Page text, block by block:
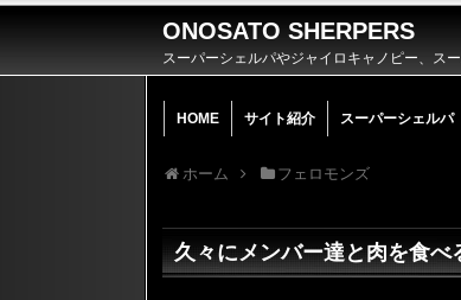
ONOSATO SHERPERS
スーパーシェルパやジャイロキャノピー、ス
HOME サイト紹介 スーパーシェルパ
ホーム フェロモンズ
久々にメンバー達と肉を食べ